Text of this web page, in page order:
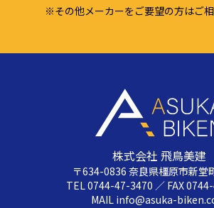
※その他メーカーをご要望の方はご相
株式会社 飛鳥美建
〒634-0836 奈良県橿原市新堂
TEL 0744-47-3470 ／ FAX
MAIL info@asuka-